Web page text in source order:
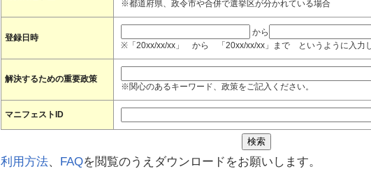
※都道府県、政令市や合併で選挙区が分かれている場合
登録日時
から
※「20xx/xx/xx」 から 「20xx/xx/xx」まで というように入力し
解決するための重要政策
※関心のあるキーワード、政策をご記入ください。
マニフェストID
利用方法、 FAQを閲覧のうえダウンロードをお願いします。